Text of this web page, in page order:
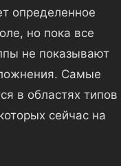
определенное
но пока все
не показывают
Самые
в областях типов
сейчас на